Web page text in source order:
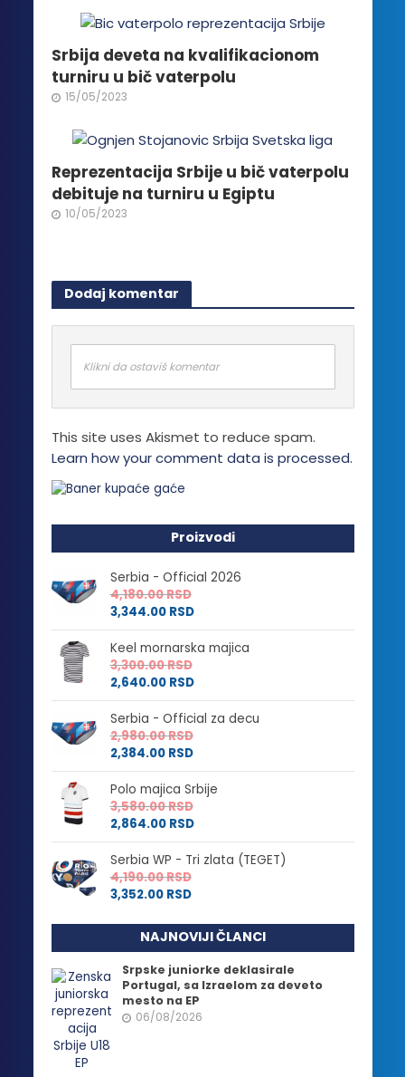
Srbija deveta na kvalifikacionom
turniru u bič vaterpolu
15/05/2023
Reprezentacija Srbije u bič vaterpolu
debituje na turniru u Egiptu
10/05/2023
Dodaj komentar
Klikni da ostaviš komentar
This site uses Akismet to reduce spam.
Learn how your comment data is processed.
Proizvodi
Serbia - Official 2026
4,180.00RSD
3,344.00 RSD
Keel mornarska majica
3,300.00RSD
2,640.00 RSD
Serbia - Official za decu
2,980.00RSD
2,384.00 RSD
Polo majica Srbije
3,580.00RSD
2,864.00 RSD
Serbia WP - Tri zlata (TEGET)
4,190.00RSD
3,352.00 RSD
NAJNOVIJI ČLANCI
Srpske juniorke deklasirale
Portugal, sa Izraelom za deveto
mesto na EP
06/08/2026